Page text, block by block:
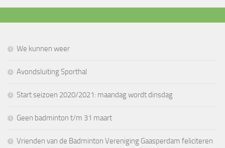
We kunnen weer
Avondsluiting Sporthal
Start seizoen 2020/2021: maandag wordt dinsdag
Geen badminton t/m 31 maart
Vrienden van de Badminton Vereniging Gaasperdam feliciteren